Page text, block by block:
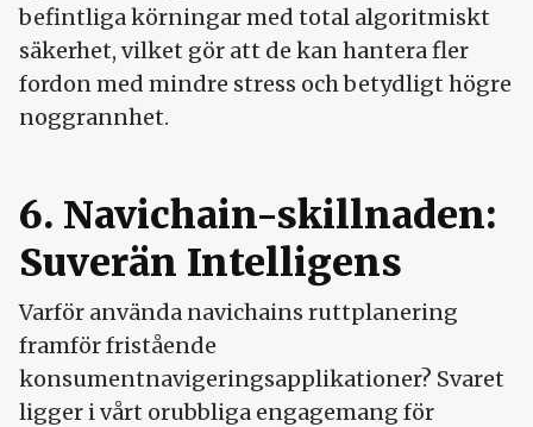
befintliga körningar med total algoritmiskt
säkerhet, vilket gör att de kan hantera fler
fordon med mindre stress och betydligt högre
noggrannhet.
6. Navichain-skillnaden:
Suverän Intelligens
Varför använda navichains ruttplanering
framför fristående
konsumentnavigeringsapplikationer? Svaret
ligger i vårt orubbliga engagemang för